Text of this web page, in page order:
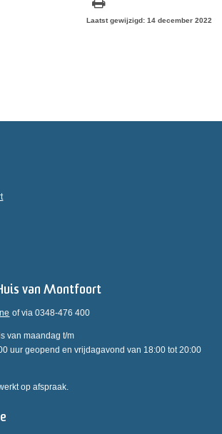
Laatst gewijzigd: 14 december 2022
van Montfoort
of via 0348-476 400
van maandag t/m
uur geopend en vrijdagavond van 18:00 tot 20:00
op afspraak.